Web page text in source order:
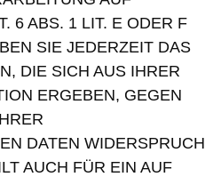
6 ABS. 1 LIT. E ODER F
SIE JEDERZEIT DAS
DIE SICH AUS IHRER
ERGEBEN, GEGEN
DATEN WIDERSPRUCH
AUCH FÜR EIN AUF